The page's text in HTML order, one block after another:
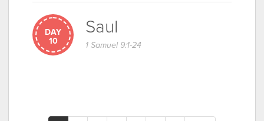
DAY
10
Saul
1 Samuel 9:1-24